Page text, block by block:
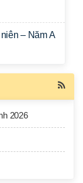
– Năm A
2026